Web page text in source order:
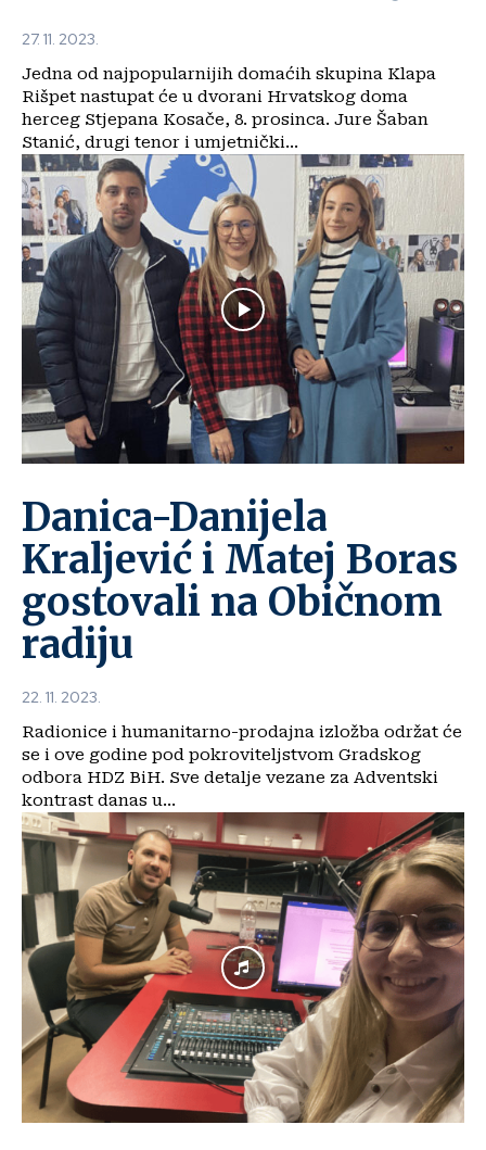
27. 11. 2023.
Jedna od najpopularnijih domaćih skupina Klapa
Rišpet nastupat će u dvorani Hrvatskog doma
herceg Stjepana Kosače, 8. prosinca. Jure Šaban
Stanić, drugi tenor i umjetnički...
Danica-Danijela
Kraljević i Matej Boras
gostovali na Običnom
radiju
22. 11. 2023.
Radionice i humanitarno-prodajna izložba održat će
se i ove godine pod pokroviteljstvom Gradskog
odbora HDZ BiH. Sve detalje vezane za Adventski
kontrast danas u...